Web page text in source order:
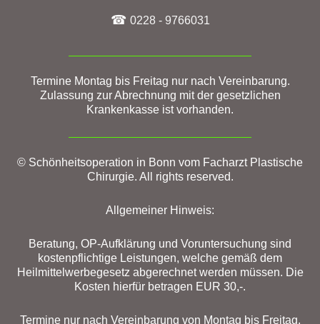
☎ 0228 - 9766031
Termine Montag bis Freitag nur nach Vereinbarung.
Zulassung zur Abrechnung mit der gesetzlichen
Krankenkasse ist vorhanden.
© Schönheitsoperation in Bonn vom Facharzt Plastische
Chirurgie. All rights reserved.
Allgemeiner Hinweis:
Beratung, OP-Aufklärung und Voruntersuchung sind
kostenpflichtige Leistungen, welche gemäß dem
Heilmittelwerbegesetz abgerechnet werden müssen. Die
Kosten hierfür betragen EUR 30,-.
Termine nur nach Vereinbarung von Montag bis Freitag.